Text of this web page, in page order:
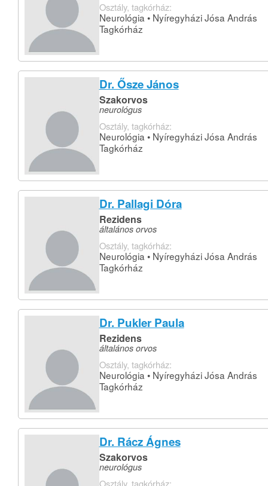
Osztály, tagkórház:
Neurológia • Nyíregyházi Jósa András
Tagkórház
Dr. Ősze János
Szakorvos
neurológus
Osztály, tagkórház:
Neurológia • Nyíregyházi Jósa András
Tagkórház
Dr. Pallagi Dóra
Rezidens
általános orvos
Osztály, tagkórház:
Neurológia • Nyíregyházi Jósa András
Tagkórház
Dr. Pukler Paula
Rezidens
általános orvos
Osztály, tagkórház:
Neurológia • Nyíregyházi Jósa András
Tagkórház
Dr. Rácz Ágnes
Szakorvos
neurológus